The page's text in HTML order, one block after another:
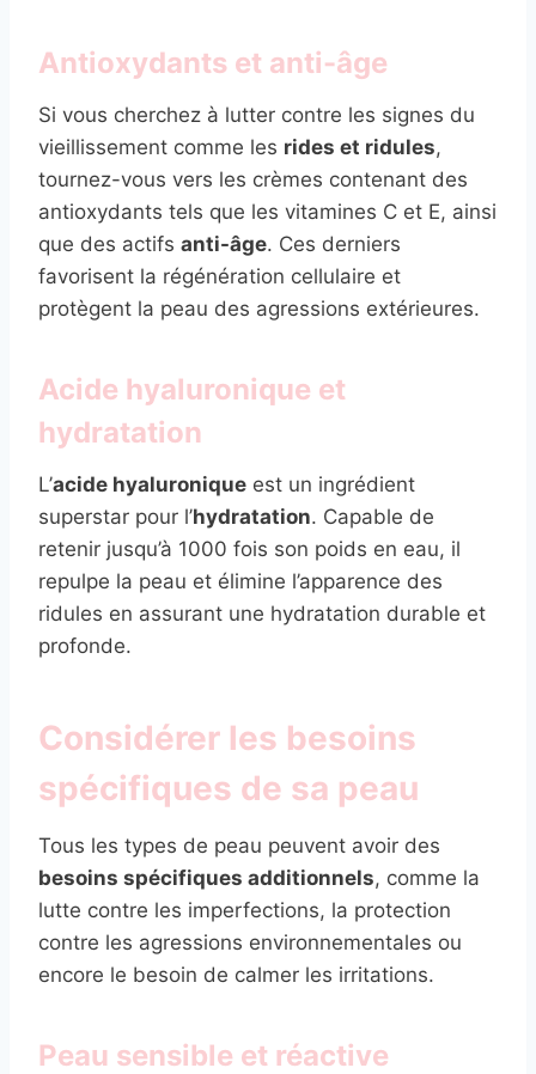
Antioxydants et anti-âge
Si vous cherchez à lutter contre les signes du
vieillissement comme les rides et ridules,
tournez-vous vers les crèmes contenant des
antioxydants tels que les vitamines C et E, ainsi
que des actifs anti-âge. Ces derniers
favorisent la régénération cellulaire et
protègent la peau des agressions extérieures.
Acide hyaluronique et
hydratation
L’acide hyaluronique est un ingrédient
superstar pour l’hydratation. Capable de
retenir jusqu’à 1000 fois son poids en eau, il
repulpe la peau et élimine l’apparence des
ridules en assurant une hydratation durable et
profonde.
Considérer les besoins
spécifiques de sa peau
Tous les types de peau peuvent avoir des
besoins spécifiques additionnels, comme la
lutte contre les imperfections, la protection
contre les agressions environnementales ou
encore le besoin de calmer les irritations.
Peau sensible et réactive